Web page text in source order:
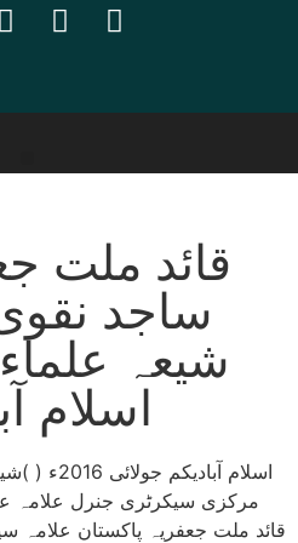
قائد ملت
ساجد
شیعہ
اسلام
اسلام
مرکزی سیکرٹری جنرل علامہ
قائد ملت جعفریہ پاکستان علامہ